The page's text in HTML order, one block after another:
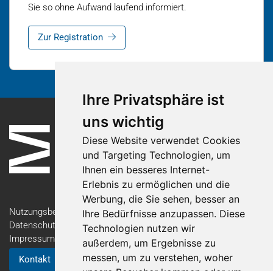
Ihre Privatsphäre ist
uns wichtig
Diese Website verwendet Cookies
und Targeting Technologien, um
Ihnen ein besseres Internet-
Erlebnis zu ermöglichen und die
Werbung, die Sie sehen, besser an
Ihre Bedürfnisse anzupassen. Diese
Technologien nutzen wir
außerdem, um Ergebnisse zu
messen, um zu verstehen, woher
Sie so ohne Aufwand laufend informiert.
Zur Registration
Nutzungsbedingungen
Datenschutzerklärung
Impressum
Kontakt